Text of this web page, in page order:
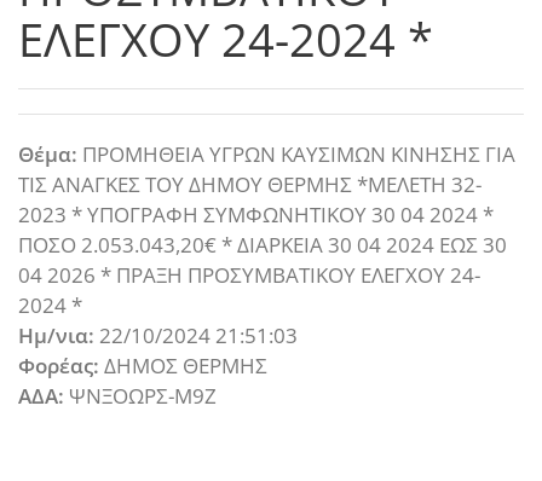
ΕΛΕΓΧΟΥ 24-2024 *
Θέμα: ΠΡΟΜΗΘΕΙΑ ΥΓΡΩΝ ΚΑΥΣΙΜΩΝ ΚΙΝΗΣΗΣ ΓΙΑ
ΤΙΣ ΑΝΑΓΚΕΣ ΤΟΥ ΔΗΜΟΥ ΘΕΡΜΗΣ *ΜΕΛΕΤΗ 32-
2023 * ΥΠΟΓΡΑΦΗ ΣΥΜΦΩΝΗΤΙΚΟΥ 30 04 2024 *
ΠΟΣΟ 2.053.043,20€ * ΔΙΑΡΚΕΙΑ 30 04 2024 ΕΩΣ 30
04 2026 * ΠΡΑΞΗ ΠΡΟΣΥΜΒΑΤΙΚΟΥ ΕΛΕΓΧΟΥ 24-
2024 *
Ημ/νια: 22/10/2024 21:51:03
Φορέας: ΔΗΜΟΣ ΘΕΡΜΗΣ
ΑΔΑ: ΨΝΞΟΩΡΣ-Μ9Ζ